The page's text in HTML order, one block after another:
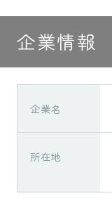
企業情報
企業名
所在地